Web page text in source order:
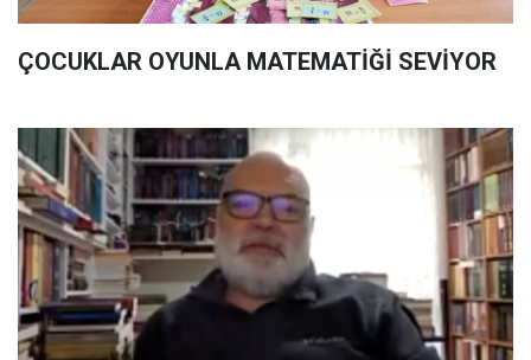
ÇOCUKLAR OYUNLA MATEMATİĞİ SEVİYOR